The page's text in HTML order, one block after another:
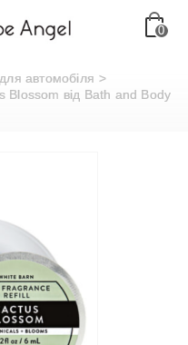
0
автомобіля >
від Bath and Body